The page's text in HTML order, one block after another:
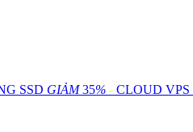
SSD GIẢM35% - CLOUD VPS